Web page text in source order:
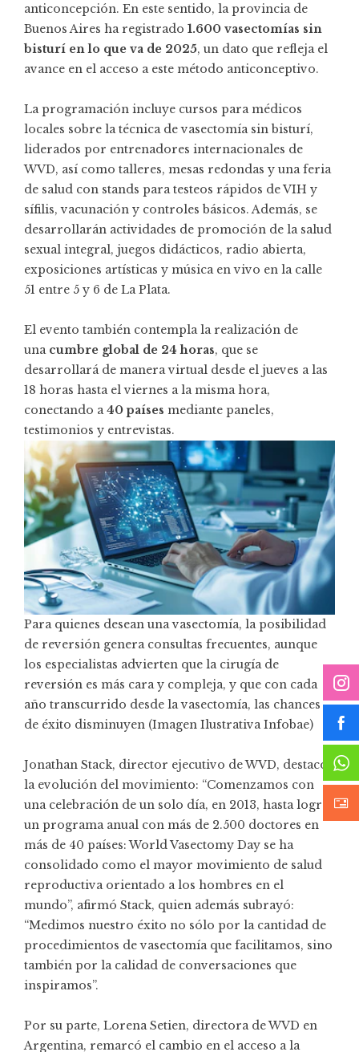
anticoncepción. En este sentido, la provincia de
Buenos Aires ha registrado 1.600 vasectomías sin
bisturí en lo que va de 2025, un dato que refleja el
avance en el acceso a este método anticonceptivo.
La programación incluye cursos para médicos
locales sobre la técnica de vasectomía sin bisturí,
liderados por entrenadores internacionales de
WVD, así como talleres, mesas redondas y una feria
de salud con stands para testeos rápidos de VIH y
sífilis, vacunación y controles básicos. Además, se
desarrollarán actividades de promoción de la salud
sexual integral, juegos didácticos, radio abierta,
exposiciones artísticas y música en vivo en la calle
51 entre 5 y 6 de La Plata.
El evento también contempla la realización de
una cumbre global de 24 horas, que se
desarrollará de manera virtual desde el jueves a las
18 horas hasta el viernes a la misma hora,
conectando a40 países mediante paneles,
testimonios y entrevistas.
Para quienes desean una vasectomía, la posibilidad
de reversión genera consultas frecuentes, aunque
los especialistas advierten que la cirugía de
reversión es más cara y compleja, y que con cada
año transcurrido desde la vasectomía, las chances
de éxito disminuyen (Imagen Ilustrativa Infobae)
Jonathan Stack, director ejecutivo de WVD, destacó
la evolución del movimiento: “Comenzamos con
una celebración de un solo día, en 2013, hasta lograr
un programa anual con más de 2.500 doctores en
más de 40 países: World Vasectomy Day se ha
consolidado como el mayor movimiento de salud
reproductiva orientado a los hombres en el
mundo”, afirmó Stack, quien además subrayó:
“Medimos nuestro éxito no sólo por la cantidad de
procedimientos de vasectomía que facilitamos, sino
también por la calidad de conversaciones que
inspiramos”.
Por su parte, Lorena Setien, directora de WVD en
Argentina, remarcó el cambio en el acceso a la